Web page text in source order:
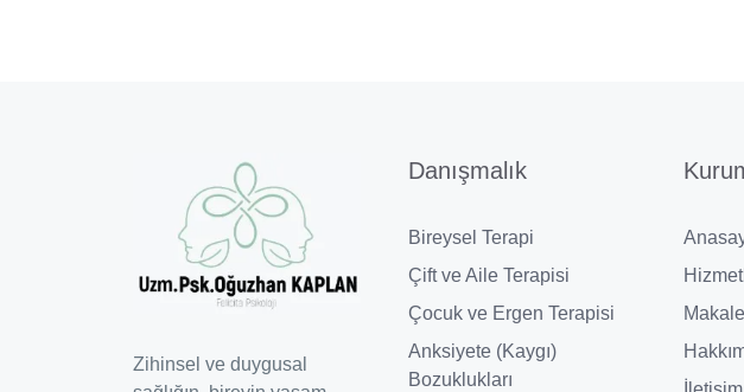
Zihinsel ve duygusal
Danışmalık
Bireysel Terapi
Çift ve Aile Terapisi
Çocuk ve Ergen Terapisi
Anksiyete (Kaygı)
Bozuklukları